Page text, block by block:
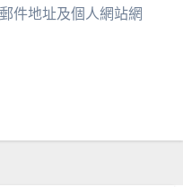
件地址及個人網站網